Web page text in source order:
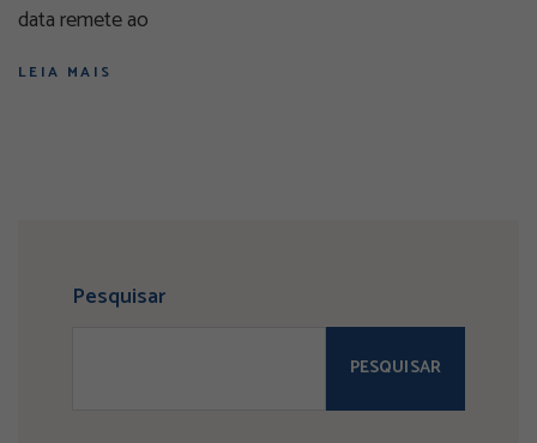
data remete ao
LEIA MAIS
Pesquisar
PESQUISAR